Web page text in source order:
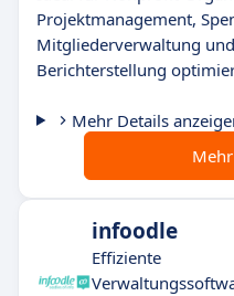
Projektmanagement,
Mitgliederverwaltung
Berichterstellung
Mehr Details
infoodle
Effiziente